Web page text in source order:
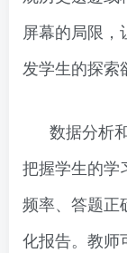
屏幕的局限
发学生的探索
数据分析
把握学生的学
频率、答题正
化报告。教师